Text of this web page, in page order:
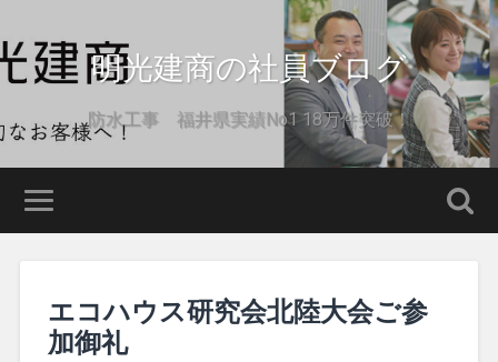
明光建商の社員ブログ
防水工事 福井県実績No1 18万件突破！
エコハウス研究会北陸大会ご参
加御礼